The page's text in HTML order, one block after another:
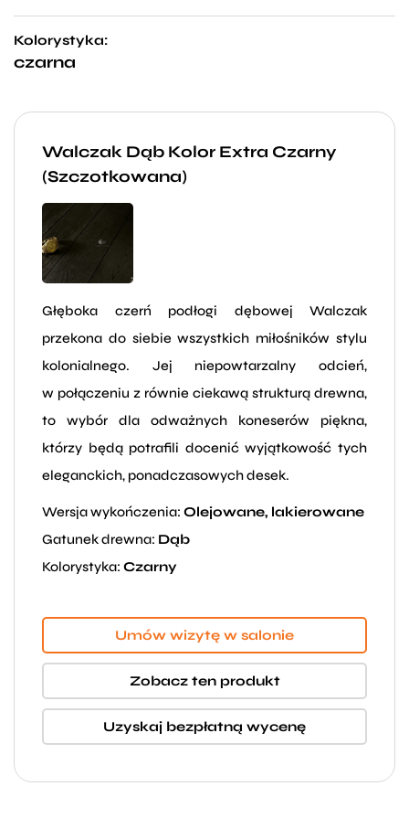
Kolorystyka:
czarna
Walczak Dąb Kolor Extra Czarny
(Szczotkowana)
Głęboka czerń podłogi dębowej Walczak
przekona do siebie wszystkich miłośników stylu
kolonialnego. Jej niepowtarzalny odcień,
w połączeniu z równie ciekawą strukturą drewna,
to wybór dla odważnych koneserów piękna,
którzy będą potrafili docenić wyjątkowość tych
eleganckich, ponadczasowych desek.
Wersja wykończenia: Olejowane, lakierowane
Gatunek drewna: Dąb
Kolorystyka: Czarny
Umów wizytę w salonie
Zobacz ten produkt
Uzyskaj bezpłatną wycenę